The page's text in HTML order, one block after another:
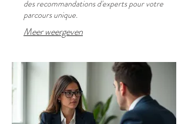
des recommandations d'experts pour votre
parcours unique.
Meer weergeven